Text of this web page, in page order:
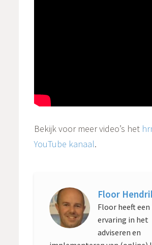
Bekijk voor meer video’s het
YouTube kanaal.
Floor
Floor heeft een
ervaring in het
adviseren en